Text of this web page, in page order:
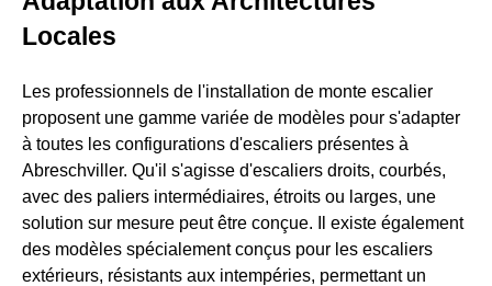
Locales
Les professionnels de l'installation de monte escalier
proposent une gamme variée de modèles pour s'adapter
à toutes les configurations d'escaliers présentes à
Abreschviller. Qu'il s'agisse d'escaliers droits, courbés,
avec des paliers intermédiaires, étroits ou larges, une
solution sur mesure peut être conçue. Il existe également
des modèles spécialement conçus pour les escaliers
extérieurs, résistants aux intempéries, permettant un